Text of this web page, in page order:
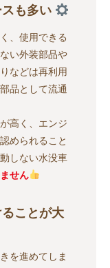
も多い
、使用できる
い外装部品や
などは再利用
品として流通
高く、エンジ
められること
しない水没車
せん
ことが大
を進めてしま